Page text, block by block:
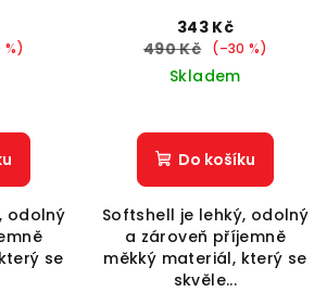
%)
odolný
se
343 Kč
490 Kč
(–30 %)
Skladem
Do košíku
Softshell je lehký, odolný
a zároveň příjemně
měkký materiál, který se
skvěle...